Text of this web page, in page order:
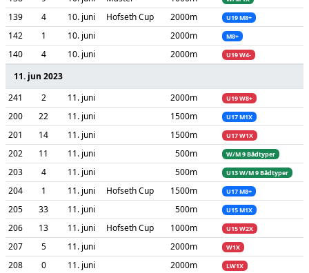
139 4 10. juni Hofseth Cup 2000m U19 M8+
142 1 10. juni 2000m M8+
140 4 10. juni 2000m U19 W4-
11. jun 2023
241
2 11. juni 2000m U19 W8+
200 22 11. juni 1500m U17 M1X
201 14 11. juni 1500m U17 W1X
202 11 11. juni 500m W/M 9 Bådtyper
203 4 11. juni 500m U13 W/M 9 Bådtyper
204 1 11. juni Hofseth Cup 1500m U17 M8+
205 33 11. juni 500m U15 M1X
206 13 11. juni Hofseth Cup 1000m U15 W2X
207 5 11. juni 2000m W1X
208 0 11. juni 2000m LW1X